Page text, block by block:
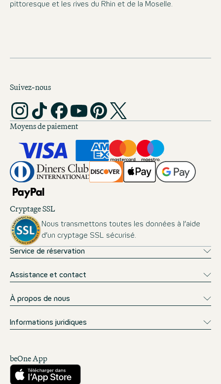
pittoresque et les rives du Rhin et de la Moselle.
Suivez-nous
Moyens de paiement
Cryptage SSL
Nous transmettons toutes les données à l’aide
d’un cryptage SSL sécurisé.
Service de réservation
Assistance et contact
À propos de nous
Informations juridiques
beOne App
Télécharger sur l’App Store